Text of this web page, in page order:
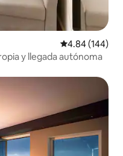
Calificación
4.84 (144)
y llegada autónoma